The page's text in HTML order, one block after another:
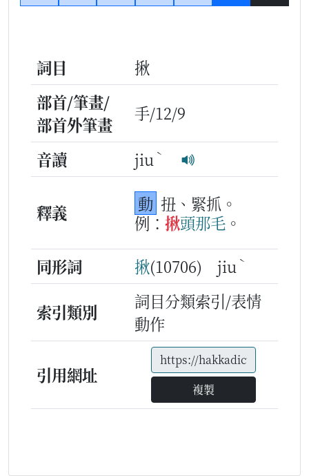
詞目
揪
部首/筆畫/
部首外筆畫
手/12/9
音讀 jiu ˋ
釋義 動 扭、緊抓。
例： 揪頭那毛 。
同形詞
揪(10706) jiu ˋ
索引類別
詞目分類索引/表情
動作
引用網址
複製